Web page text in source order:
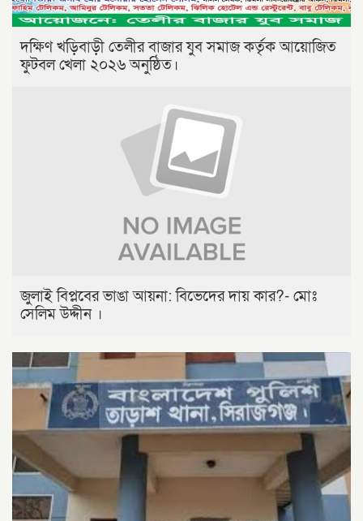
দক্ষিণ খড়িবাড়ী তেলীর বাজার যুব সমাজ কর্তৃক আয়োজিত
ফুটবল খেলা ২০২৬ অনুষ্ঠিত।
জুলাই বিপ্লবের ভাঙা আয়না: বিভেদের দায় কার?- মোঃ
সেলিম উদ্দীন ।